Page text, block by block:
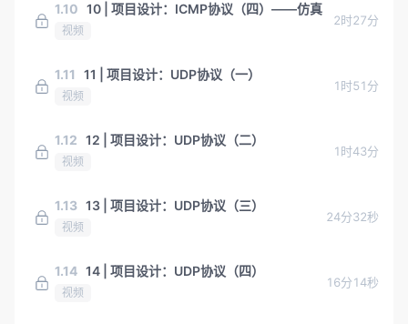
1.10 10 | 项目设计：ICMP协议（四）——仿真
视频
2时27分
1.11 11 | 项目设计：UDP协议（一）
视频
1时51分
1.12 12 | 项目设计：UDP协议（二）
视频
1时43分
1.13 13 | 项目设计：UDP协议（三）
视频
24分32秒
1.14 14 | 项目设计：UDP协议（四）
视频
16分14秒